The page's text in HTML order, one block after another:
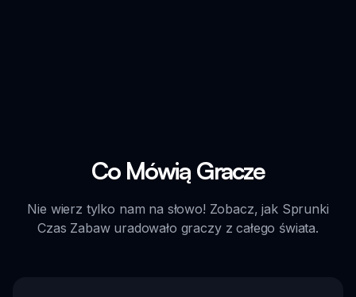
Co Mówią Gracze
Nie wierz tylko nam na słowo! Zobacz, jak Sprunki
Czas Zabaw uradowało graczy z całego świata.